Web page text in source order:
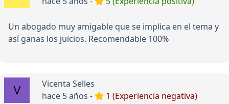
Un abogado muy amigable que se implica en el tema y
así ganas los juicios. Recomendable 100%
Vicenta Selles
hace 5 años -
1 (Experiencia negativa)